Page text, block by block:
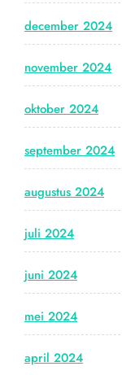
december 2024
november 2024
oktober 2024
september 2024
augustus 2024
juli 2024
juni 2024
mei 2024
april 2024